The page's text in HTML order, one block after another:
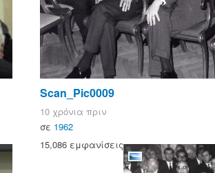
Scan_Pic0009
10 χρόνια πριν
σε 1962
15,086 εμφανίσεις